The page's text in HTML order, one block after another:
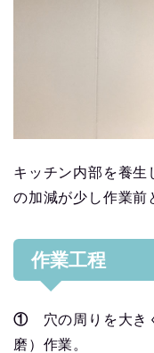
キッチン内部を養生
の加減が少し作業前
作業工程
①穴の周りを大き
磨）作業。